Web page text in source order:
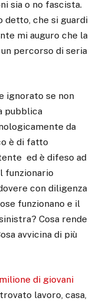
sia o no fascista.
detto, che si guardi
mi auguro che la
percorso di seria
ignorato se non
pubblica
da
è di fatto
ed è difeso ad
funzionario
con diligenza
funzionano e il
Cosa rende
avvicina di più
di giovani
lavoro, casa,